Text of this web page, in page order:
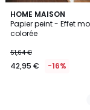
HOME MAISON
Papier peint - Effet mosaïque
colorée
51,64 €
42,95 € -16%
3
Couleurs